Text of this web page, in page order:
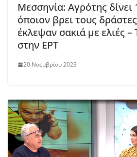
Μεσσηνία: Αγρότης
όποιον βρει τους
έκλεψαν σακιά με ελιές –
στην ΕΡΤ
20 Νοεμβρίου 2023